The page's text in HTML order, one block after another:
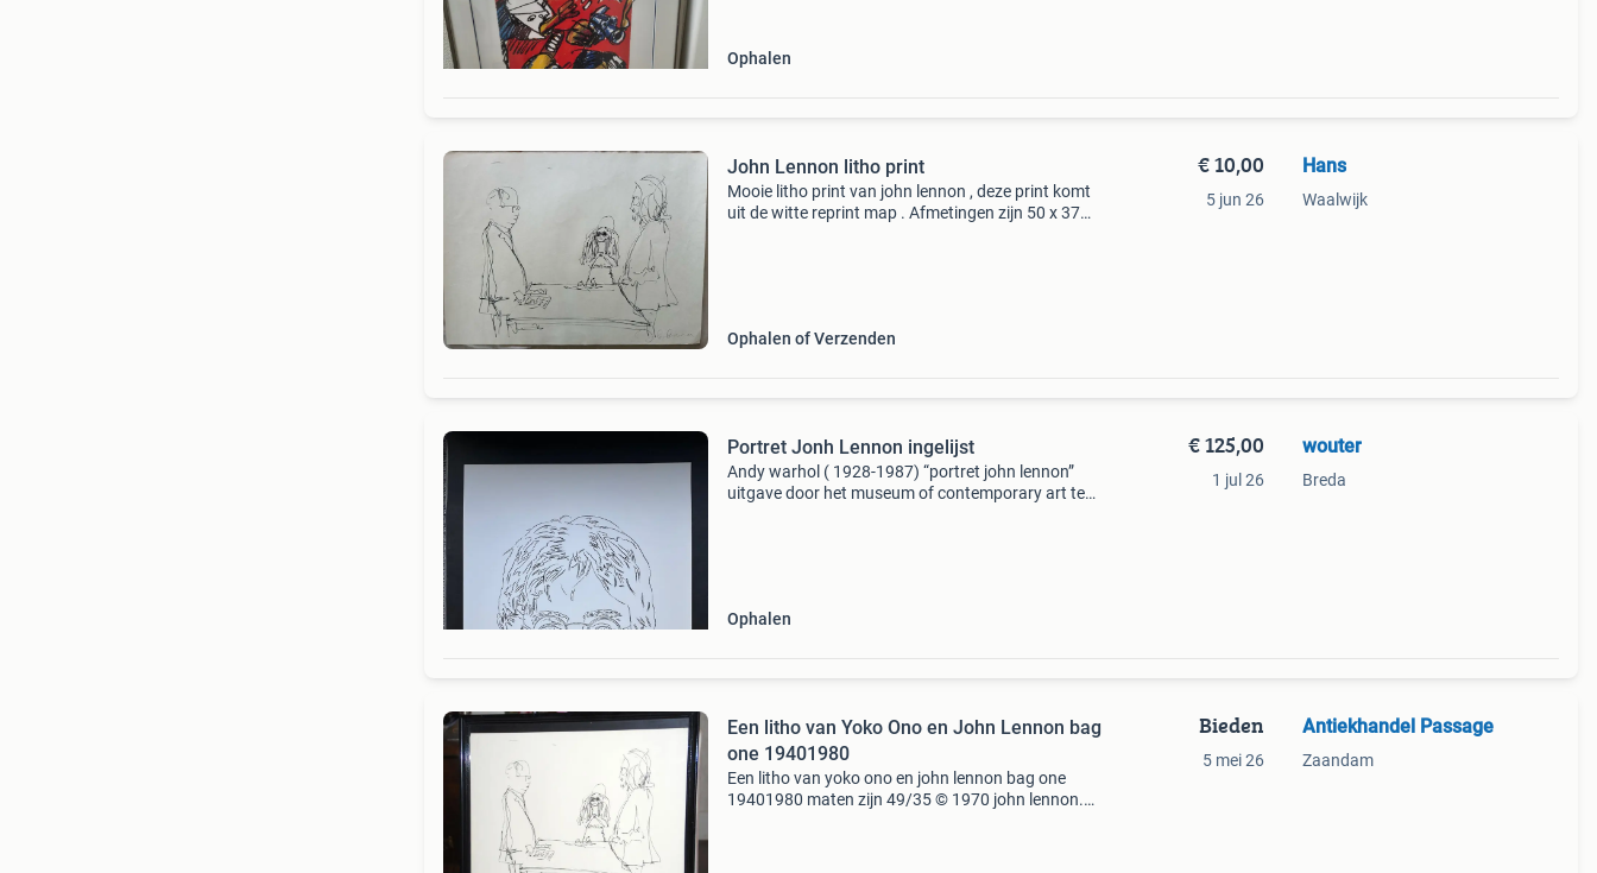
Ophalen
John Lennon litho print
Mooie litho print van john lennon , deze print komt
uit de witte reprint map . Afmetingen zijn 50 x 37
Ophalen of Verzenden
€ 10,00
5 jun 26
Hans
Waalwijk
Portret Jonh Lennon ingelijst
Andy warhol ( 1928-1987) “portret john lennon”
uitgave door het museum of contemporary art te
Ophalen
€ 125,00
1 jul 26
wouter
Breda
Een litho van Yoko Ono en John Lennon bag
one 19401980
Een litho van yoko ono en john lennon bag one
19401980 maten zijn 49/35 © 1970 john lennon.
Bieden
5 mei 26
Antiekhandel Passage
Zaandam